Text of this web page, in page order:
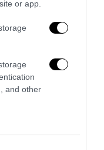
or app.
and other